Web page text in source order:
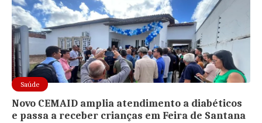
Saúde
Novo CEMAID amplia atendimento a diabéticos
e passa a receber crianças em Feira de Santana